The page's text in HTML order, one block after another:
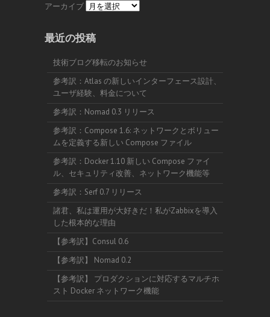
アーカイブ
最近の投稿
技術ブログ移転のお知らせ
参考訳：Atlas の新しいインターフェース設計、
ユーザ経験、料金について
参考訳：Nomad 0.3 リリース
参考訳：Compose 1.6: ネットワークとボリュー
ムを定義する新しい Compose ファイル
参考訳：Docker 1.10 新しい Compose ファイ
ル、セキュリティ改善、ネットワーク機能等
参考訳：Serf 0.7 リリース
諸君、私は運用が大好きだ！私がZabbixを導入
した根本的な理由
【参考訳】Consul 0.6
【参考訳】 Nomad 0.2
【参考訳】 プロダクションに対応するマルチホ
スト Docker ネットワーク機能